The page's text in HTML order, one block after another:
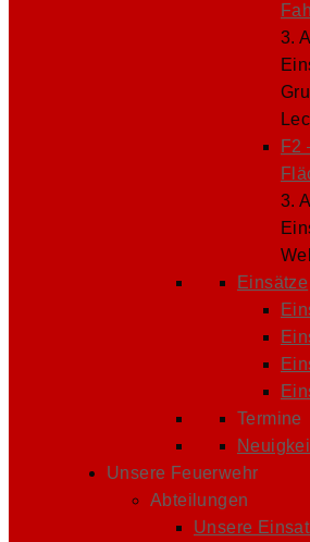
3.
F2
3.
Einsätze
Termine
Unsere Feuerwehr
Abteilungen
Unsere